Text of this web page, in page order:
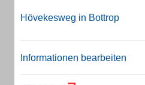
Hövekesweg in Bottrop
Informationen bearbeiten